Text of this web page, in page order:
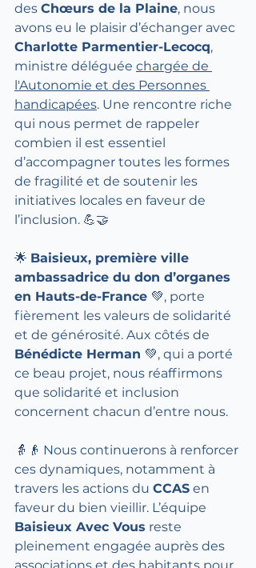
des Chœurs de la Plaine, nous
avons eu le plaisir d’échanger avec
Charlotte Parmentier-Lecocq,
ministre déléguée chargée de
l'Autonomie et des Personnes
handicapées. Une rencontre riche
qui nous permet de rappeler
combien il est essentiel
d’accompagner toutes les formes
de fragilité et de soutenir les
initiatives locales en faveur de
l’inclusion. 💪🤝
🌟 Baisieux, première ville
ambassadrice du don d’organes
en Hauts-de-France 💚, porte
fièrement les valeurs de solidarité
et de générosité. Aux côtés de
Bénédicte Herman 💚, qui a porté
ce beau projet, nous réaffirmons
que solidarité et inclusion
concernent chacun d’entre nous.
👵👴 Nous continuerons à renforcer
ces dynamiques, notamment à
travers les actions du CCAS en
faveur du bien vieillir. L’équipe
Baisieux Avec Vous reste
pleinement engagée auprès des